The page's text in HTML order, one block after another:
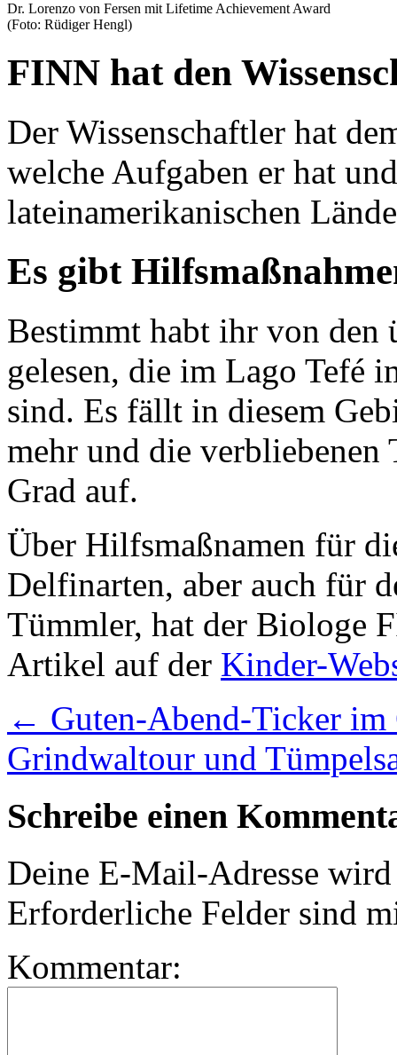
Dr. Lorenzo von Fersen mit Lifetime Achievement Award
(Foto: Rüdiger Hengl)
FINN hat den
Der Wissenschaftler hat
welche Aufgaben er hat
lateinamerikanischen
Es gibt
Bestimmt habt ihr von den
gelesen, die im Lago Tefé
sind. Es fällt in diesem
mehr und die verbliebenen
Grad auf.
Über Hilfsmaßnamen für
Delfinarten, aber auch für
Tümmler, hat der Biologe
Artikel auf der Kinder-
← Guten-Abend-Ticker im
Grindwaltour und
Schreibe einen
Deine E-Mail-Adresse
Erforderliche Felder sind
Kommentar: